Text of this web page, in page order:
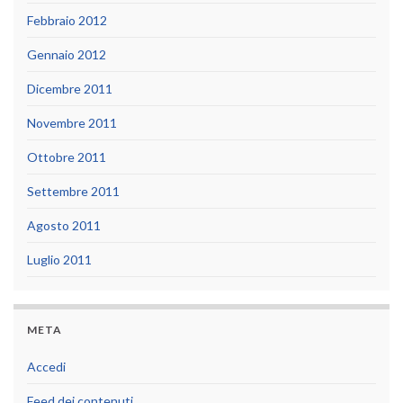
Febbraio 2012
Gennaio 2012
Dicembre 2011
Novembre 2011
Ottobre 2011
Settembre 2011
Agosto 2011
Luglio 2011
META
Accedi